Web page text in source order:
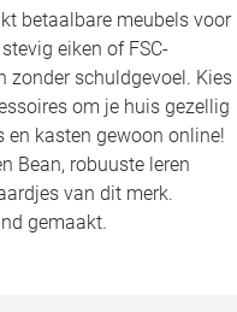
betaalbare meubels voor
eiken of FSC-
zonder schuldgevoel. Kies
om je huis gezellig
en kasten gewoon online!
Bean, robuuste leren
van dit merk.
gemaakt.